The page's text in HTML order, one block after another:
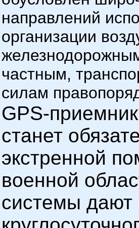
направлений
организации
частным,
силам
GPS-
станет
экстренной
военной
системы дают